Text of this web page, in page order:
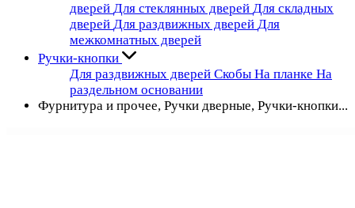
дверей Для стеклянных дверей Для складных
дверей Для раздвижных дверей Для
межкомнатных дверей
Ручки-кнопки
Для раздвижных дверей Скобы На планке На
раздельном основании
Фурнитура и прочее, Ручки дверные, Ручки-кнопки...